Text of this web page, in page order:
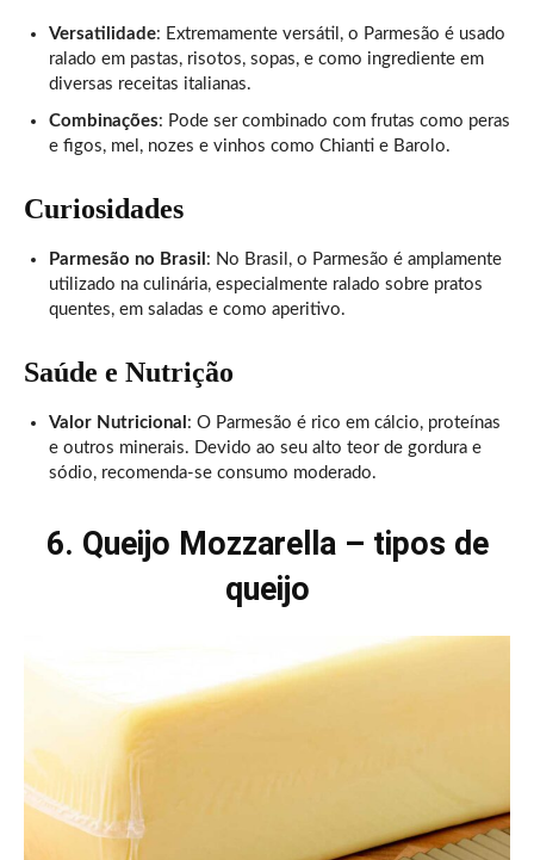
Versatilidade: Extremamente versátil, o Parmesão é usado
ralado em pastas, risotos, sopas, e como ingrediente em
diversas receitas italianas.
Combinações: Pode ser combinado com frutas como peras
e figos, mel, nozes e vinhos como Chianti e Barolo.
Curiosidades
Parmesão no Brasil : No Brasil, o Parmesão é amplamente
utilizado na culinária, especialmente ralado sobre pratos
quentes, em saladas e como aperitivo.
Saúde e Nutrição
Valor Nutricional : O Parmesão é rico em cálcio, proteínas
e outros minerais. Devido ao seu alto teor de gordura e
sódio, recomenda-se consumo moderado.
6. Queijo Mozzarella – tipos de
queijo